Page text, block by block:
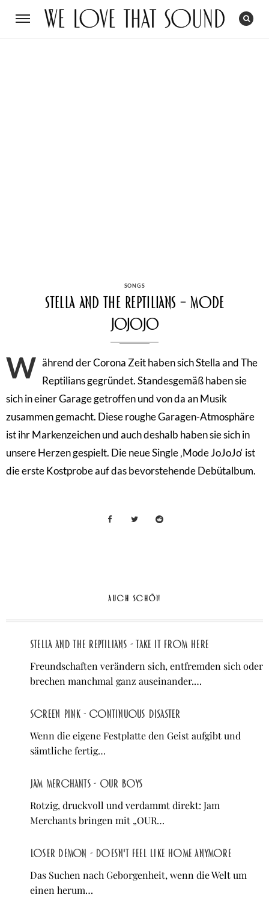
CATEGORIES
SONGS
Stella and The Reptilians – Mode
JoJoJo
W ährend der Corona Zeit haben sich Stella and The
Reptilians gegründet. Standesgemäß haben sie
sich in einer Garage getroffen und von da an Musik
zusammen gemacht. Diese roughe Garagen-Atmosphäre
ist ihr Markenzeichen und auch deshalb haben sie sich in
unsere Herzen gespielt. Die neue Single ‚Mode JoJoJo‘ ist
die erste Kostprobe auf das bevorstehende Debütalbum.
AUCH SCHÖN
Stella and The Reptilians - take it from here
Freundschaften verändern sich, entfremden sich oder
brechen manchmal ganz auseinander.…
Screen Pink - Continuous Disaster
Wenn die eigene Festplatte den Geist aufgibt und
sämtliche fertig…
Jam Merchants - OUR BOYS
Rotzig, druckvoll und verdammt direkt: Jam
Merchants bringen mit „OUR…
Loser Demon - Doesn't Feel Like Home Anymore
Das Suchen nach Geborgenheit, wenn die Welt um
einen herum…